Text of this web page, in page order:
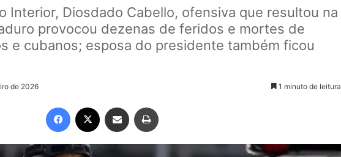
Interior, Diosdado Cabello, ofensiva que resultou na
provocou dezenas de feridos e mortes de
e cubanos; esposa do presidente também ficou
de 2026 1 minuto de leitura
Facebook Compartilhar via e-mail